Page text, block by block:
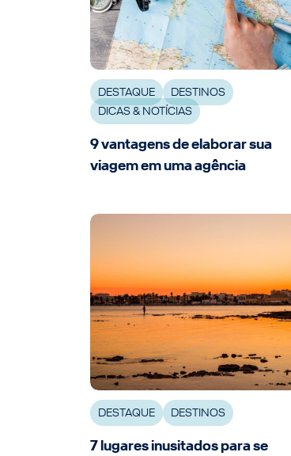
DESTAQUE
DESTINOS
DICAS & NOTÍCIAS
9 vantagens de elaborar sua
viagem em uma agência
DESTAQUE DESTINOS
7 lugares inusitados para se